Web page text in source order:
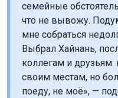
семейные
что не вывожу.
мне собраться
Выбрал Хайнань,
коллегам и
своим местам, но
поеду, не моё», —